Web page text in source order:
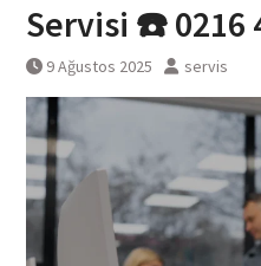
Servisi ☎️ 0216
9 Ağustos 2025 servis